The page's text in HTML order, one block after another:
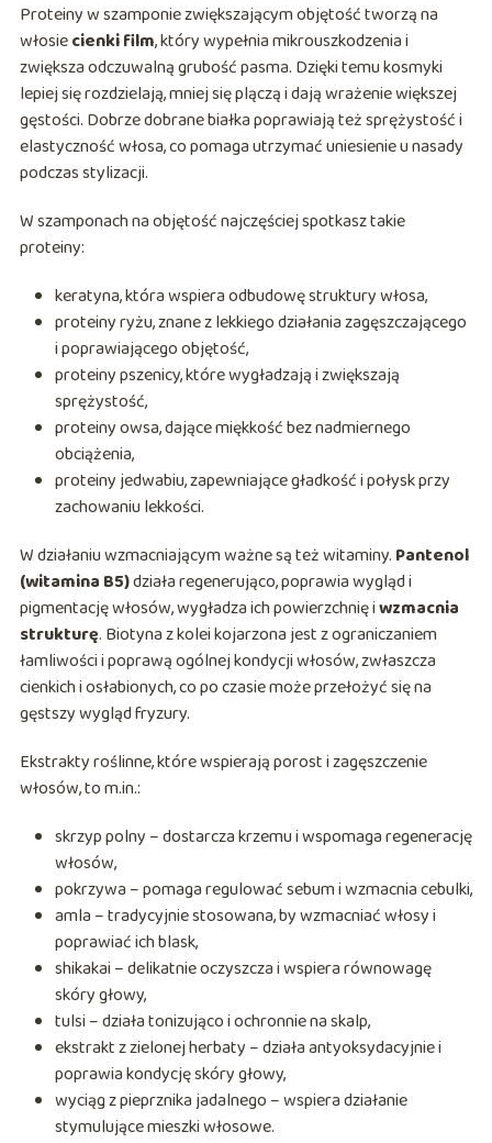
Proteiny w szamponie zwiększającym objętość tworzą na
włosiecienki film, który wypełnia mikrouszkodzenia i
zwiększa odczuwalną grubość pasma. Dzięki temu kosmyki
lepiej się rozdzielają, mniej się plączą i dają wrażenie większej
gęstości. Dobrze dobrane białka poprawiają też sprężystość i
elastyczność włosa, co pomaga utrzymać uniesienie u nasady
podczas stylizacji.
W szamponach na objętość najczęściej spotkasz takie
proteiny:
keratyna, która wspiera odbudowę struktury włosa,
proteiny ryżu, znane z lekkiego działania zagęszczającego
i poprawiającego objętość,
proteiny pszenicy, które wygładzają i zwiększają
sprężystość,
proteiny owsa, dające miękkość bez nadmiernego
obciążenia,
proteiny jedwabiu, zapewniające gładkość i połysk przy
zachowaniu lekkości.
W działaniu wzmacniającym ważne są też witaminy. Pantenol
(witamina B5)działa regenerująco, poprawia wygląd i
pigmentację włosów, wygładza ich powierzchnię iwzmacnia
strukturę. Biotyna z kolei kojarzona jest z ograniczaniem
łamliwości i poprawą ogólnej kondycji włosów, zwłaszcza
cienkich i osłabionych, co po czasie może przełożyć się na
gęstszy wygląd fryzury.
Ekstrakty roślinne, które wspierają porost i zagęszczenie
włosów, to m.in.:
skrzyp polny – dostarcza krzemu i wspomaga regenerację
włosów,
pokrzywa – pomaga regulować sebum i wzmacnia cebulki,
amla – tradycyjnie stosowana, by wzmacniać włosy i
poprawiać ich blask,
shikakai – delikatnie oczyszcza i wspiera równowagę
skóry głowy,
tulsi – działa tonizująco i ochronnie na skalp,
ekstrakt z zielonej herbaty – działa antyoksydacyjnie i
poprawia kondycję skóry głowy,
wyciąg z pieprznika jadalnego – wspiera działanie
stymulujące mieszki włosowe.